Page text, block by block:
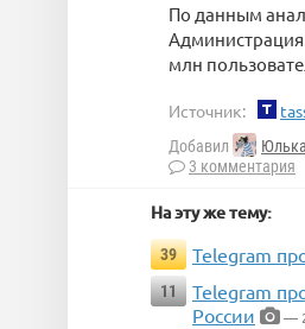
По данным
Администрация
млн
Источник:
Добавил
3 комментария
На эту же тему:
39 Telegram
11
Telegram
России
—